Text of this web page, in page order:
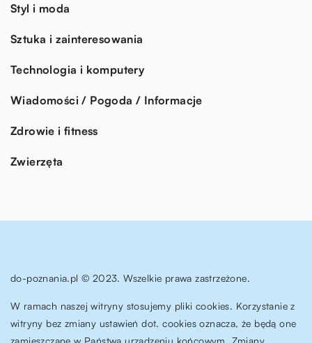
Styl i moda
Sztuka i zainteresowania
Technologia i komputery
Wiadomości / Pogoda / Informacje
Zdrowie i fitness
Zwierzęta
do-poznania.pl © 2023. Wszelkie prawa zastrzeżone.
W ramach naszej witryny stosujemy pliki cookies. Korzystanie z
witryny bez zmiany ustawień dot. cookies oznacza, że będą one
zamieszczane w Państwa urządzeniu końcowym. Zmiany